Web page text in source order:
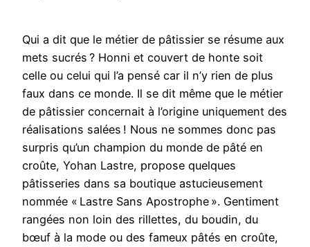
Qui a dit que le métier de pâtissier se résume aux
mets sucrés ? Honni et couvert de honte soit
celle ou celui qui l’a pensé car il n’y rien de plus
faux dans ce monde. Il se dit même que le métier
de pâtissier concernait à l’origine uniquement des
réalisations salées ! Nous ne sommes donc pas
surpris qu’un champion du monde de pâté en
croûte, Yohan Lastre, propose quelques
pâtisseries dans sa boutique astucieusement
nommée « Lastre Sans Apostrophe ». Gentiment
rangées non loin des rillettes, du boudin, du
bœuf à la mode ou des fameux pâtés en croûte,